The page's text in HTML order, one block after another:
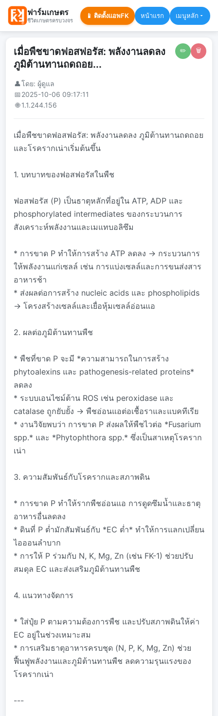
ฟาร์มเกษตร
ชีวิตเกษตรครบวงจร
📱 ติดตั้งแอพFK หน้าแรก เมนูหลัก
✏️ 🗑️
เมื่อพืชขาดฟอสฟอรัส: พลังงานลดลง
ภูมิต้านทานถดถอย...
👤โดย: ผู้ดูแล
📅2025-10-06 09:17:11
🌐 1.1.244.156
เมื่อพืชขาดฟอสฟอรัส: พลังงานลดลง ภูมิต้านทานถดถอย
และโรครากเน่าเริ่มต้นขึ้น
1. บทบาทของฟอสฟอรัสในพืช
ฟอสฟอรัส (P) เป็นธาตุหลักที่อยู่ใน ATP, ADP และ
phosphorylated intermediates ของกระบวนการ
สังเคราะห์พลังงานและเมแทบอลิซึม
* การขาด P ทำให้การสร้าง ATP ลดลง → กระบวนการ
ให้พลังงานแก่เซลล์ เช่น การแบ่งเซลล์และการขนส่งสาร
อาหารช้า
* ส่งผลต่อการสร้าง nucleic acids และ phospholipids
→ โครงสร้างเซลล์และเยื่อหุ้มเซลล์อ่อนแอ
2. ผลต่อภูมิต้านทานพืช
* พืชที่ขาด P จะมี *ความสามารถในการสร้าง
phytoalexins และ pathogenesis-related proteins*
ลดลง
* ระบบเอนไซม์ต้าน ROS เช่น peroxidase และ
catalase ถูกยับยั้ง → พืชอ่อนแอต่อเชื้อราและแบคทีเรีย
* งานวิจัยพบว่า การขาด P ส่งผลให้พืชไวต่อ *Fusarium
spp.* และ *Phytophthora spp.* ซึ่งเป็นสาเหตุโรคราก
เน่า
3. ความสัมพันธ์กับโรครากและสภาพดิน
* การขาด P ทำให้รากพืชอ่อนแอ การดูดซึมน้ำและธาตุ
อาหารอื่นลดลง
* ดินที่ P ต่ำมักสัมพันธ์กับ *EC ต่ำ* ทำให้การแลกเปลี่ยน
ไอออนลำบาก
* การให้ P ร่วมกับ N, K, Mg, Zn (เช่น FK-1) ช่วยปรับ
สมดุล EC และส่งเสริมภูมิต้านทานพืช
4. แนวทางจัดการ
* ใส่ปุ๋ย P ตามความต้องการพืช และปรับสภาพดินให้ค่า
EC อยู่ในช่วงเหมาะสม
* การเสริมธาตุอาหารครบชุด (N, P, K, Mg, Zn) ช่วย
ฟื้นฟูพลังงานและภูมิต้านทานพืช ลดความรุนแรงของ
โรครากเน่า
---